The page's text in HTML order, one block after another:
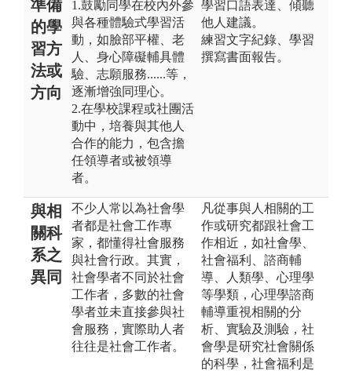
準備
的學
習方
法或
方向
1.鼓勵同學在校內外參
與各種體驗式學習活
動，如臉部平權、老
人、身心障礙輔具體
驗、志願服務......等，
逐漸增強同理心。
2.在學校課程或社團活
動中，培養與其他人
合作的能力，包含擔
任領導者或被領導
者。
學習口語表達、傾聽
他人建議。
練習文字紀錄、學習
撰寫書面報告。
與相
關科
系之
異同
不少人常以為社會學
者都是社會工作專
家，都懂得社會服務
與社會行政。其實，
社會學者不同於社會
工作者，多數的社會
學者並未直接參與社
會服務，實際助人者
往往是社會工作者。
凡從事與人相關的工
作或研究都跟社會工
作相近，如社會學、
社會福利、諮商輔
導、人類學、心理學
等學類，心理學諮商
輔導重視相關的分
析、實驗及測驗，社
會學是研究社會關係
的科學，社會福利是